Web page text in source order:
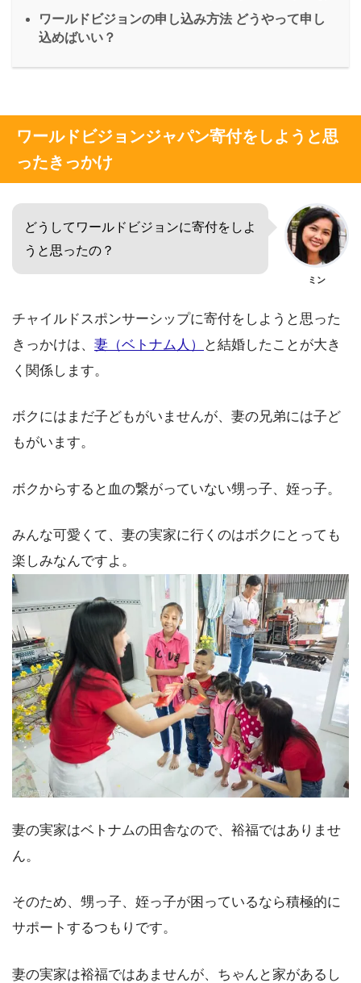
ワールドビジョンの申し込み方法 どうやって申し
込めばいい？
ワールドビジョンジャパン寄付をしようと思
ったきっかけ
どうしてワールドビジョンに寄付をしよ
うと思ったの？
ミン
チャイルドスポンサーシップに寄付をしようと思った
きっかけは、 妻（ベトナム人）
と結婚したことが大き
く関係します。
ボクにはまだ子どもがいませんが、妻の兄弟には子ど
もがいます。
ボクからすると血の繋がっていない甥っ子、姪っ子。
みんな可愛くて、妻の実家に行くのはボクにとっても
楽しみなんですよ。
妻の実家はベトナムの田舎なので、裕福ではありませ
ん。
そのため、甥っ子、姪っ子が困っているなら積極的に
サポートするつもりです。
妻の実家は裕福ではあませんが、ちゃんと家があるし